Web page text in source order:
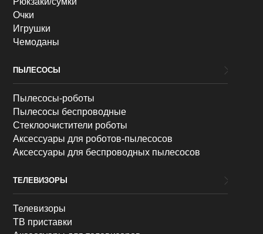
Очки
Игрушки
Чемоданы
ПЫЛЕСОСЫ
Пылесосы-роботы
Пылесосы беспроводные
Стеклоочистители роботы
Аксессуары для роботов-пылесосов
Аксессуары для беспроводных пылесосов
ТЕЛЕВИЗОРЫ
Телевизоры
ТВ приставки